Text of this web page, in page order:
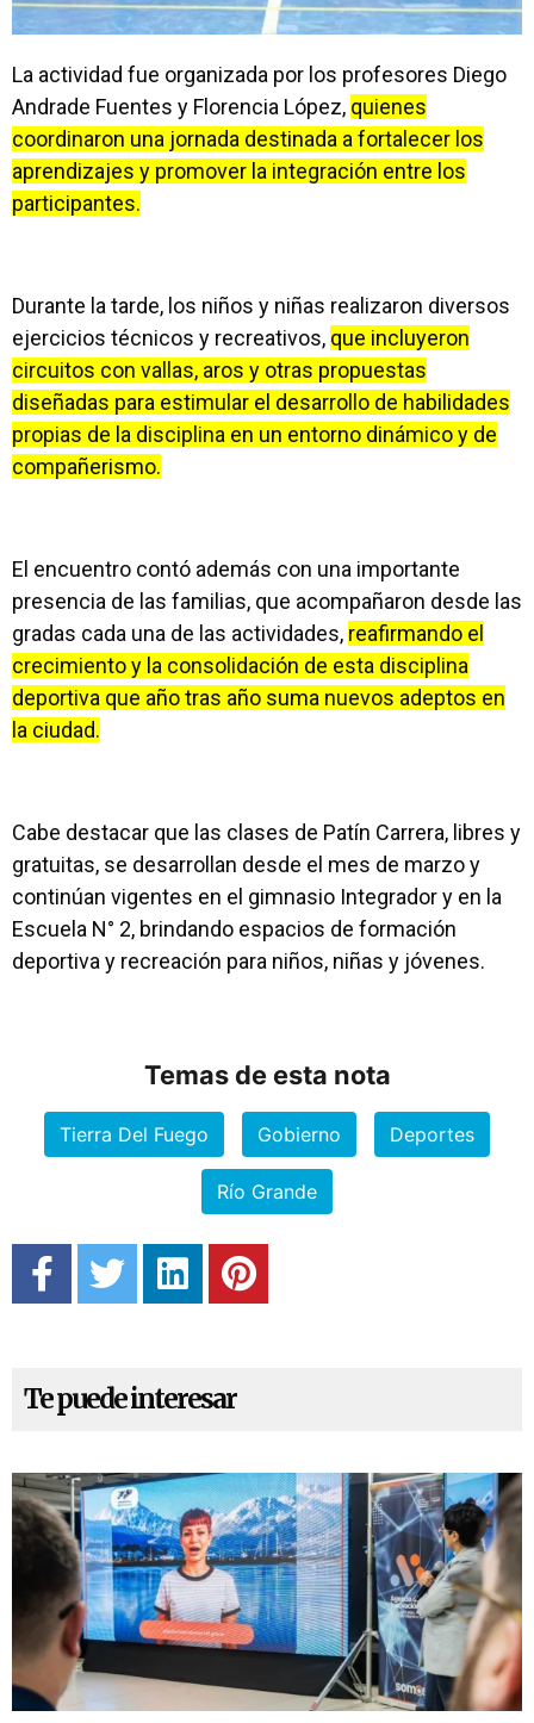
La actividad fue organizada por los profesores Diego
Andrade Fuentes y Florencia López, quienes
coordinaron una jornada destinada a fortalecer los
aprendizajes y promover la integración entre los
participantes.
Durante la tarde, los niños y niñas realizaron diversos
ejercicios técnicos y recreativos, que incluyeron
circuitos con vallas, aros y otras propuestas
diseñadas para estimular el desarrollo de habilidades
propias de la disciplina en un entorno dinámico y de
compañerismo.
El encuentro contó además con una importante
presencia de las familias, que acompañaron desde las
gradas cada una de las actividades, reafirmando el
crecimiento y la consolidación de esta disciplina
deportiva que año tras año suma nuevos adeptos en
la ciudad.
Cabe destacar que las clases de Patín Carrera, libres y
gratuitas, se desarrollan desde el mes de marzo y
continúan vigentes en el gimnasio Integrador y en la
Escuela N° 2, brindando espacios de formación
deportiva y recreación para niños, niñas y jóvenes.
Temas de esta nota
Tierra Del Fuego Gobierno Deportes
Río Grande
Te puede interesar